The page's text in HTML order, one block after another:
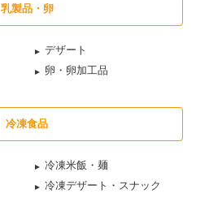
乳製品・卵
デザート
卵・卵加工品
冷凍食品
冷凍米飯・麺
冷凍デザート・スナック